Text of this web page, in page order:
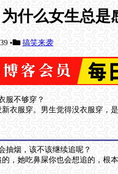
什么女生总是
• 搞笑来袭
服不够穿？
衣服穿。男生觉得没衣服穿，
抽烟，该不该继续追呢？
，她吃鼻屎你也会想追的，根